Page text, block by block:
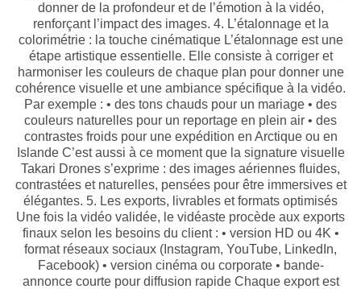
donner de la profondeur et de l’émotion à la vidéo,
renforçant l’impact des images. 4. L’étalonnage et la
colorimétrie : la touche cinématique L’étalonnage est une
étape artistique essentielle. Elle consiste à corriger et
harmoniser les couleurs de chaque plan pour donner une
cohérence visuelle et une ambiance spécifique à la vidéo.
Par exemple : • des tons chauds pour un mariage • des
couleurs naturelles pour un reportage en plein air • des
contrastes froids pour une expédition en Arctique ou en
Islande C’est aussi à ce moment que la signature visuelle
Takari Drones s’exprime : des images aériennes fluides,
contrastées et naturelles, pensées pour être immersives et
élégantes. 5. Les exports, livrables et formats optimisés
Une fois la vidéo validée, le vidéaste procède aux exports
finaux selon les besoins du client : • version HD ou 4K •
format réseaux sociaux (Instagram, YouTube, LinkedIn,
Facebook) • version cinéma ou corporate • bande-
annonce courte pour diffusion rapide Chaque export est